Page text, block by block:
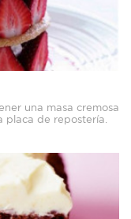
una masa cremosa
placa de repostería.